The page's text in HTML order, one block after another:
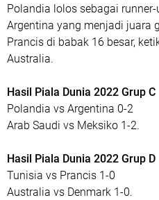
Polandia lolos sebagai
Argentina yang menjadi juara
Prancis di babak 16 besar,
Australia.
Hasil Piala Dunia 2022 Grup C
Polandia vs Argentina 0-2
Arab Saudi vs Meksiko 1-2.
Hasil Piala Dunia 2022 Grup D
Tunisia vs Prancis 1-0
Australia vs Denmark 1-0.